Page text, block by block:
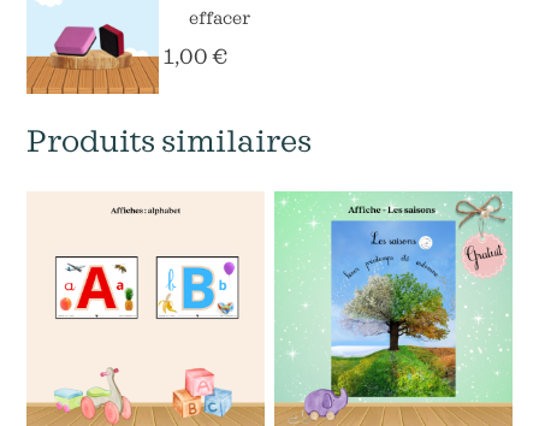
effacer
1,00€
Produits similaires
plusieurs
variations.
options
peuvent